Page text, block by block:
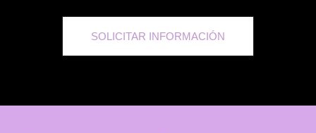
SOLICITAR INFORMACIÓN